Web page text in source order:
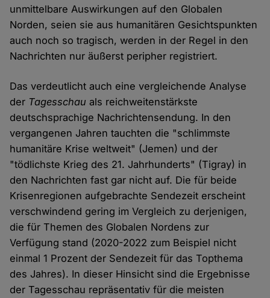
unmittelbare Auswirkungen auf den Globalen
Norden, seien sie aus humanitären Gesichtspunkten
auch noch so tragisch, werden in der Regel in den
Nachrichten nur äußerst peripher registriert.
Das verdeutlicht auch eine vergleichende Analyse
der Tagesschau als reichweitenstärkste
deutschsprachige Nachrichtensendung. In den
vergangenen Jahren tauchten die "schlimmste
humanitäre Krise weltweit" (Jemen) und der
"tödlichste Krieg des 21. Jahrhunderts" (Tigray) in
den Nachrichten fast gar nicht auf. Die für beide
Krisenregionen aufgebrachte Sendezeit erscheint
verschwindend gering im Vergleich zu derjenigen,
die für Themen des Globalen Nordens zur
Verfügung stand (2020-2022 zum Beispiel nicht
einmal 1 Prozent der Sendezeit für das Topthema
des Jahres). In dieser Hinsicht sind die Ergebnisse
der Tagesschau repräsentativ für die meisten